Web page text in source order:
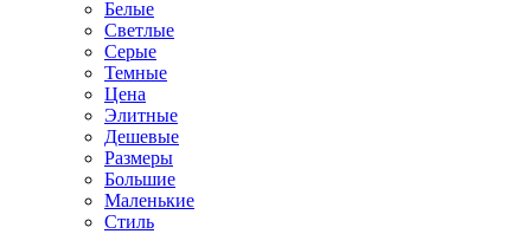
Белые
Светлые
Серые
Темные
Цена
Элитные
Дешевые
Размеры
Большие
Маленькие
Стиль